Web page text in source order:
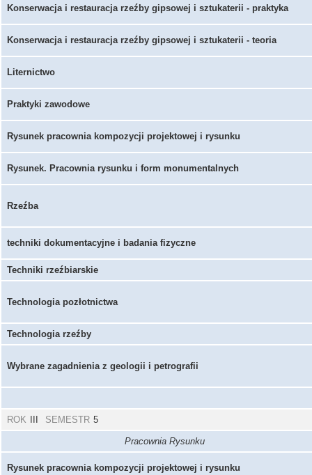
Konserwacja i restauracja rzeźby gipsowej i sztukaterii - praktyka
Konserwacja i restauracja rzeźby gipsowej i sztukaterii - teoria
Liternictwo
Praktyki zawodowe
Rysunek pracownia kompozycji projektowej i rysunku
Rysunek. Pracownia rysunku i form monumentalnych
Rzeźba
techniki dokumentacyjne i badania fizyczne
Techniki rzeźbiarskie
Technologia pozłotnictwa
Technologia rzeźby
Wybrane zagadnienia z geologii i petrografii
ROK SEMESTR 5
Pracownia Rysunku
Rysunek pracownia kompozycji projektowej i rysunku